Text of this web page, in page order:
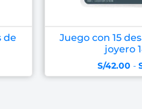
de
Juego con 15
joyero
S/42.00 -